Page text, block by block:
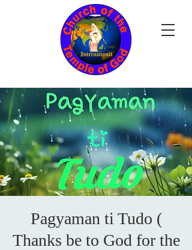
Pagyaman ti Tudo (
Thanks be to God for the